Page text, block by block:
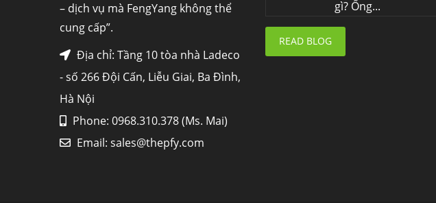
– dịch vụ mà FengYang không thể
cung cấp”.
Địa chỉ: Tầng 10 tòa nhà Ladeco
- số 266 Đội Cấn, Liễu Giai, Ba Đình,
Hà Nội
Phone: 0968.310.378 (Ms. Mai)
Email: sales@thepfy.com
Đơn hàng thép SPA-H |
corten A cung cấp cho
Fengyang là một
READ BLOG